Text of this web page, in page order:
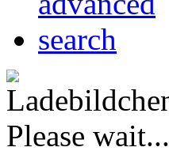
Please wait...